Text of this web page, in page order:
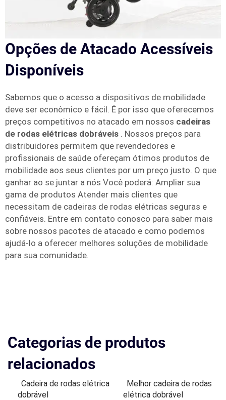
Opções de Atacado Acessíveis
Disponíveis
Sabemos que o acesso a dispositivos de mobilidade
deve ser econômico e fácil. É por isso que oferecemos
preços competitivos no atacado em nossos cadeiras
de rodas elétricas dobráveis . Nossos preços para
distribuidores permitem que revendedores e
profissionais de saúde ofereçam ótimos produtos de
mobilidade aos seus clientes por um preço justo. O que
ganhar ao se juntar a nós Você poderá: Ampliar sua
gama de produtos Atender mais clientes que
necessitam de cadeiras de rodas elétricas seguras e
confiáveis. Entre em contato conosco para saber mais
sobre nossos pacotes de atacado e como podemos
ajudá-lo a oferecer melhores soluções de mobilidade
para sua comunidade.
Categorias de produtos
relacionados
Cadeira de rodas elétrica
dobrável
Melhor cadeira de rodas
elétrica dobrável